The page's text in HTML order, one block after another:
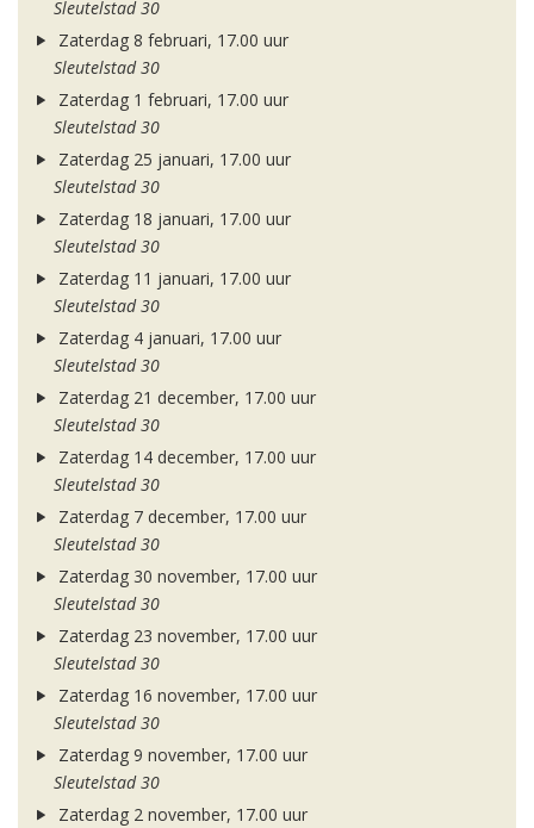
Sleutelstad 30
Zaterdag 8 februari, 17.00 uur
Sleutelstad 30
Zaterdag 1 februari, 17.00 uur
Sleutelstad 30
Zaterdag 25 januari, 17.00 uur
Sleutelstad 30
Zaterdag 18 januari, 17.00 uur
Sleutelstad 30
Zaterdag 11 januari, 17.00 uur
Sleutelstad 30
Zaterdag 4 januari, 17.00 uur
Sleutelstad 30
Zaterdag 21 december, 17.00 uur
Sleutelstad 30
Zaterdag 14 december, 17.00 uur
Sleutelstad 30
Zaterdag 7 december, 17.00 uur
Sleutelstad 30
Zaterdag 30 november, 17.00 uur
Sleutelstad 30
Zaterdag 23 november, 17.00 uur
Sleutelstad 30
Zaterdag 16 november, 17.00 uur
Sleutelstad 30
Zaterdag 9 november, 17.00 uur
Sleutelstad 30
Zaterdag 2 november, 17.00 uur